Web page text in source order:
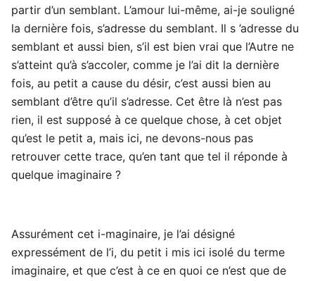
partir d’un semblant. L’amour lui-même, ai-je souligné
la dernière fois, s’adresse du semblant. Il s ’adresse du
semblant et aussi bien, s’il est bien vrai que l’Autre ne
s’atteint qu’à s’accoler, comme je l’ai dit la dernière
fois, au petit a cause du désir, c’est aussi bien au
semblant d’être qu’il s’adresse. Cet être là n’est pas
rien, il est supposé à ce quelque chose, à cet objet
qu’est le petit a, mais ici, ne devons-nous pas
retrouver cette trace, qu’en tant que tel il réponde à
quelque imaginaire ?
Assurément cet i-maginaire, je l’ai désigné
expressément de l’i, du petit i mis ici isolé du terme
imaginaire, et que c’est à ce en quoi ce n’est que de